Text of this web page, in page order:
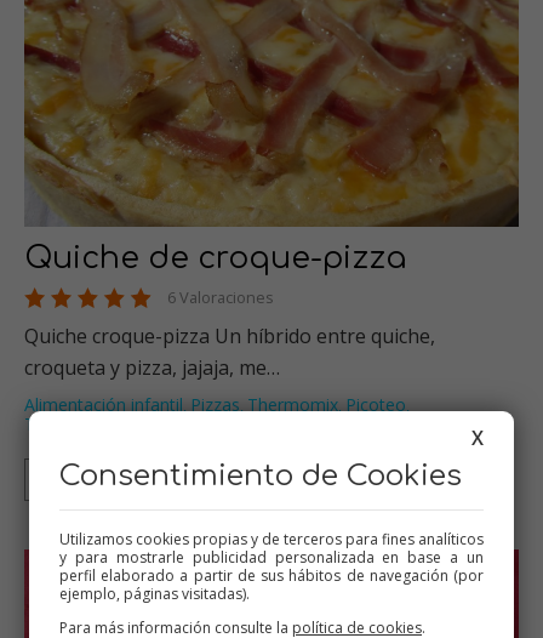
Quiche de croque-pizza
6 Valoraciones
Quiche croque-pizza Un híbrido entre quiche,
croqueta y pizza, jajaja, me…
Alimentación infantil, Pizzas, Thermomix, Picoteo,
Tartas saladas
Thermomix Tradicional Olla GM
X
Consentimiento de Cookies
Utilizamos cookies propias y de terceros para fines analíticos
y para mostrarle publicidad personalizada en base a un
perfil elaborado a partir de sus hábitos de navegación (por
ejemplo, páginas visitadas).
Para más información consulte la política de cookies.